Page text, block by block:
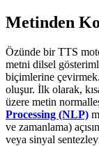
Metinden
Özünde bir TTS
metni dilsel
biçimlerine
oluşur. İlk olarak,
üzere metin
Processing (NLP)
ve zamanlama)
veya sinyal